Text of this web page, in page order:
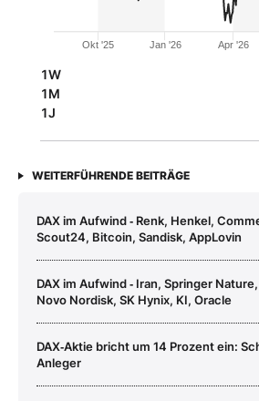
Okt '25 Jan '26 Apr '26
1W
1M
1J
WEITERFÜHRENDE BEITRÄGE
DAX im Aufwind ‑ Renk, Henkel,
Scout24, Bitcoin, Sandisk, AppLovin
DAX im Aufwind ‑ Iran, Springer
Novo Nordisk, SK Hynix, KI, Oracle
DAX‑Aktie bricht um 14 Prozent ein:
Anleger